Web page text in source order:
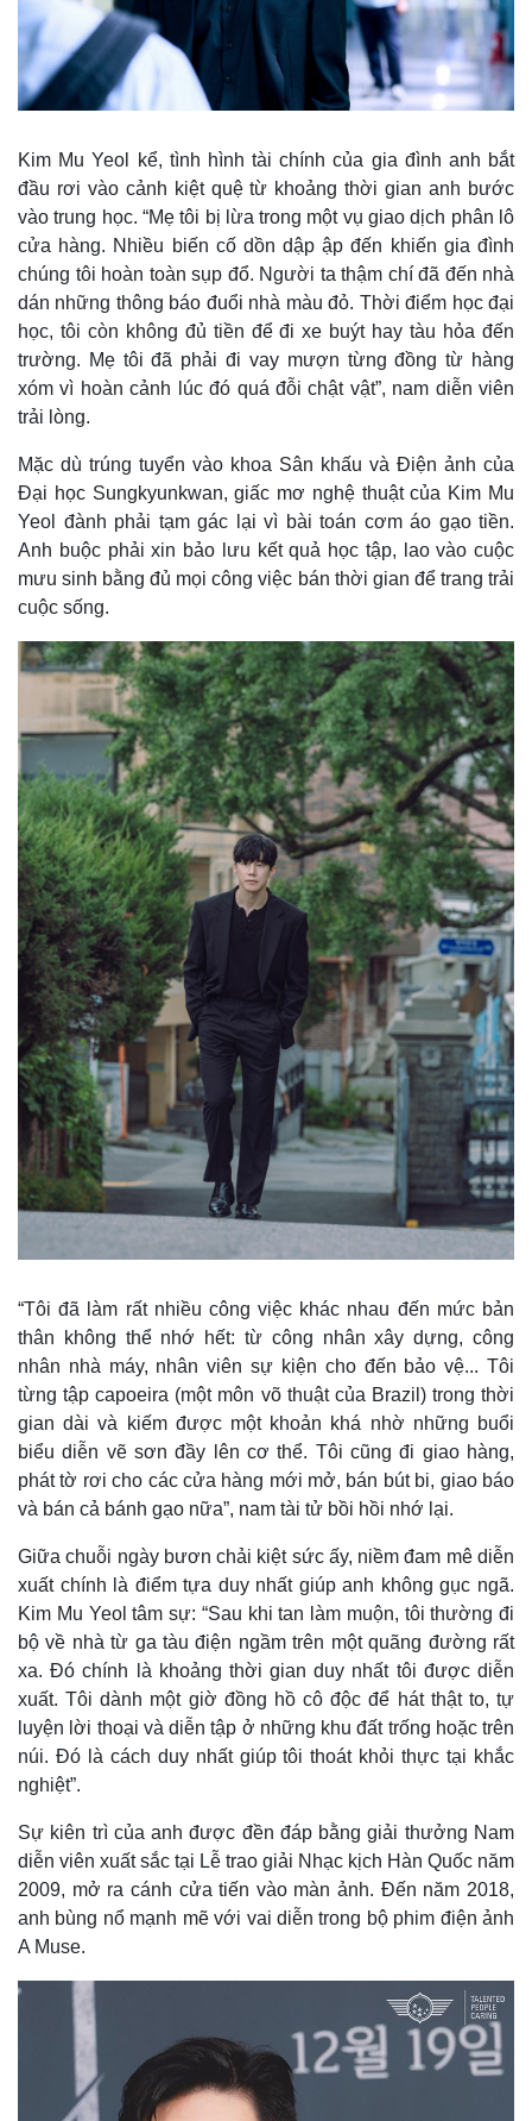
Kinh tế
Bất động sản
Thị trường
Giá vàng
Tỷ giá
Chứng khoán
Giá cà phê
Kim Mu Yeol kể, tình hình tài chính của gia đình anh bắt
đầu rơi vào cảnh kiệt quệ từ khoảng thời gian anh bước
vào trung học. “Mẹ tôi bị lừa trong một vụ giao dịch phân lô
cửa hàng. Nhiều biến cố dồn dập ập đến khiến gia đình
chúng tôi hoàn toàn sụp đổ. Người ta thậm chí đã đến nhà
dán những thông báo đuổi nhà màu đỏ. Thời điểm học đại
học, tôi còn không đủ tiền để đi xe buýt hay tàu hỏa đến
trường. Mẹ tôi đã phải đi vay mượn từng đồng từ hàng
xóm vì hoàn cảnh lúc đó quá đỗi chật vật”, nam diễn viên
trải lòng.
Mặc dù trúng tuyển vào khoa Sân khấu và Điện ảnh của
Đại học Sungkyunkwan, giấc mơ nghệ thuật của Kim Mu
Yeol đành phải tạm gác lại vì bài toán cơm áo gạo tiền.
Anh buộc phải xin bảo lưu kết quả học tập, lao vào cuộc
mưu sinh bằng đủ mọi công việc bán thời gian để trang trải
cuộc sống.
“Tôi đã làm rất nhiều công việc khác nhau đến mức bản
thân không thể nhớ hết: từ công nhân xây dựng, công
nhân nhà máy, nhân viên sự kiện cho đến bảo vệ... Tôi
từng tập capoeira (một môn võ thuật của Brazil) trong thời
gian dài và kiếm được một khoản khá nhờ những buổi
biểu diễn vẽ sơn đầy lên cơ thể. Tôi cũng đi giao hàng,
phát tờ rơi cho các cửa hàng mới mở, bán bút bi, giao báo
và bán cả bánh gạo nữa”, nam tài tử bồi hồi nhớ lại.
Giữa chuỗi ngày bươn chải kiệt sức ấy, niềm đam mê diễn
xuất chính là điểm tựa duy nhất giúp anh không gục ngã.
Kim Mu Yeol tâm sự: “Sau khi tan làm muộn, tôi thường đi
bộ về nhà từ ga tàu điện ngầm trên một quãng đường rất
xa. Đó chính là khoảng thời gian duy nhất tôi được diễn
xuất. Tôi dành một giờ đồng hồ cô độc để hát thật to, tự
luyện lời thoại và diễn tập ở những khu đất trống hoặc trên
núi. Đó là cách duy nhất giúp tôi thoát khỏi thực tại khắc
nghiệt”.
Sự kiên trì của anh được đền đáp bằng giải thưởng Nam
diễn viên xuất sắc tại Lễ trao giải Nhạc kịch Hàn Quốc năm
2009, mở ra cánh cửa tiến vào màn ảnh. Đến năm 2018,
anh bùng nổ mạnh mẽ với vai diễn trong bộ phim điện ảnh
A Muse.